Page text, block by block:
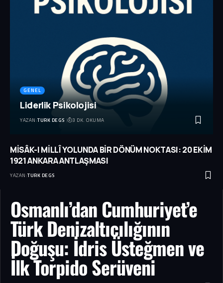
GENEL
Liderlik Psikolojisi
YAZAN:TURK DEGS 3 DK. OKUMA
MİSÂK-I MİLLÎ YOLUNDA BİR DÖNÜM NOKTASI: 20 EKİM
1921 ANKARA ANTLAŞMASI
YAZAN:TURK DEGS
Osmanlı’dan Cumhuriyet’e
Türk Denizaltıcılığının
Doğuşu: İdris Üsteğmen ve
İlk Torpido Serüveni